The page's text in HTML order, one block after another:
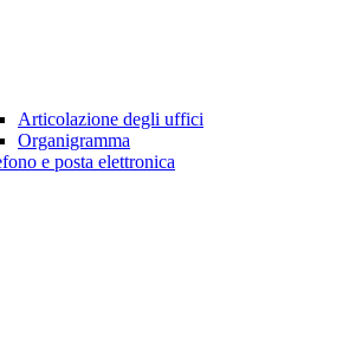
Articolazione degli uffici
Organigramma
e posta elettronica